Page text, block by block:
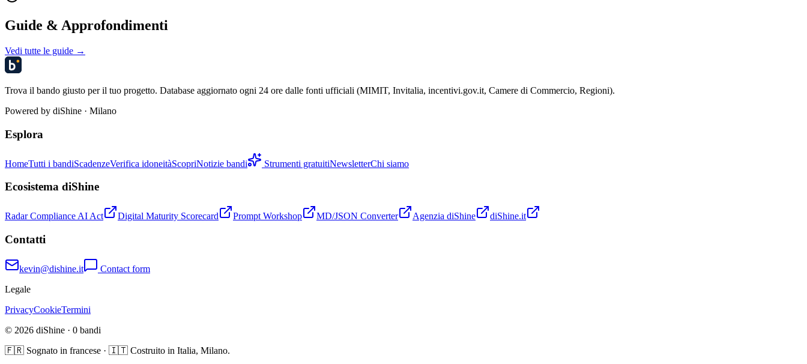
Guide & Approfondimenti
Vedi tutte le guide →
Trova il bando giusto per il tuo progetto. Database aggiornato ogni 24 ore dalle fonti ufficiali (MIMIT, Invitalia, incentivi.gov.it, Camere di Commercio, Regioni).
Powered by diShine · Milano
Esplora
HomeTutti i bandiScadenzeVerifica idoneitàScopriNotizie bandi Strumenti gratuitiNewsletterChi siamo
Ecosistema diShine
Radar Compliance AI Act Digital Maturity Scorecard Prompt Workshop MD/JSON Converter Agenzia diShine diShine.it
Contatti
kevin@dishine.it
Contact form
Legale
PrivacyCookieTermini
© 2026 diShine · 0 bandi
🇫🇷 Sognato in francese · 🇮🇹 Costruito in Italia, Milano.